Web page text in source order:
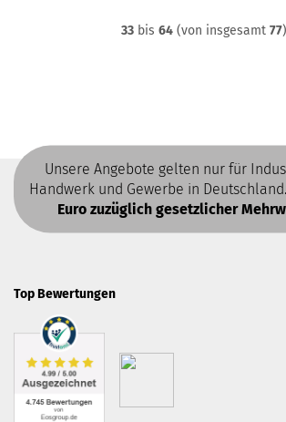
33 bis 64 (von insgesamt 77)
Unsere Angebote gelten nur für
Handwerk und Gewerbe in Deutschland.
Euro zuzüglich gesetzlicher
Top Bewertungen